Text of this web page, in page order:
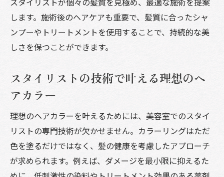
美容室でプロの技術を通じて髪と頭皮の健康を
守る方法
頭皮ケアの重要性とその方法
プロが推奨する頭皮マッサージ法
頭皮と髪の健康を守る製品選び
サロンでのケアと自宅ケアの違い
美容室でのプロ施術が日常のストレスを解放す
る理由
美容室が提供するストレスフリーな時間
します。施術後のヘアケアも重要で、髪質に合ったシャ
ンプーやトリートメントを使用することで、持続的な美
しさを保つことができます。
スタイリストの技術で叶える理想のヘ
アカラー
理想のヘアカラーを叶えるためには、美容室でのスタイ
リストの専門技術が欠かせません。カラーリングはただ
色を塗るだけではなく、髪の健康を考慮したアプローチ
が求められます。例えば、ダメージを最小限に抑えるた